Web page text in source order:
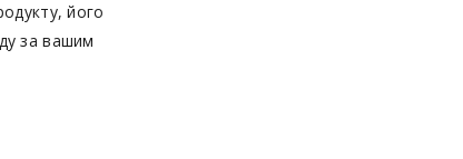
його
за вашим